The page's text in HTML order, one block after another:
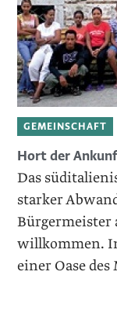
GEMEINSCHAFT
Hort der
Das
starker
Bürgermeister
willkommen.
einer Oase